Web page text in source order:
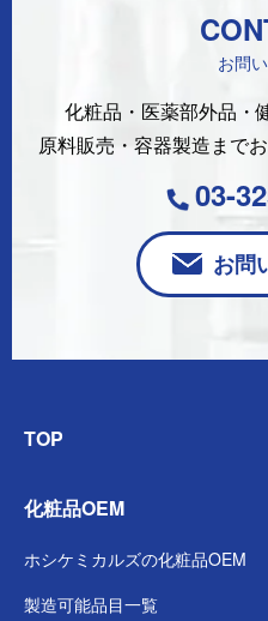
お問
化粧品・医薬部外品・
原料販売・容器製造まで
03-
お問
TOP
化粧品OEM
ホシケミカルズの化粧品OEM
製造可能品目一覧